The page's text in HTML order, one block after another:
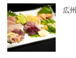
広